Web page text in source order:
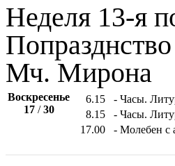
Неделя 13-я
Мч. Мирона
Воскресенье
17/30
6.15
- Часы.
8.15
- Часы.
17.00
- Молебен с